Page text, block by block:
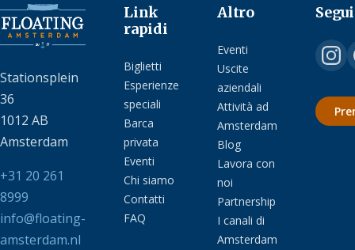
Stationsplein
36
1012 AB
Amsterdam
+31 20 261
8999
info@floating-
amsterdam.nl
Link
rapidi
Biglietti
Esperienze
speciali
Barca
privata
Eventi
Chi siamo
Contatti
FAQ
Altro
Eventi
Uscite
aziendali
Attività ad
Amsterdam
Blog
Lavora con
noi
Partnership
I canali di
Amsterdam